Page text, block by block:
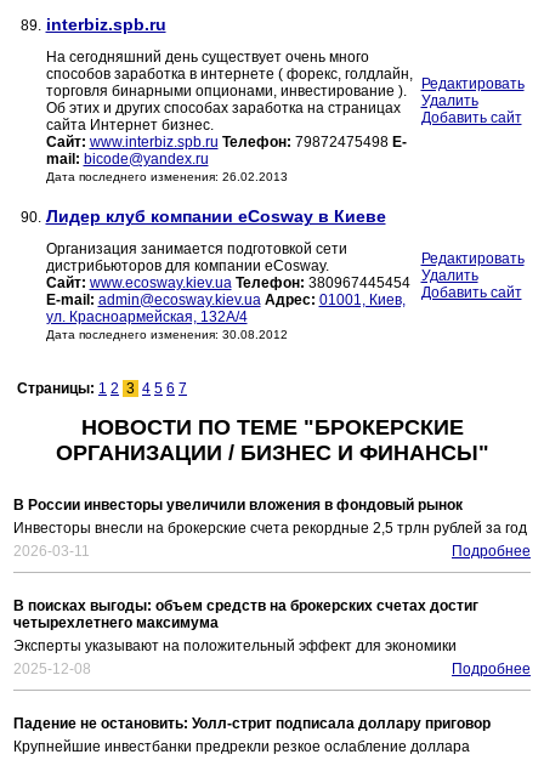
89. interbiz.spb.ru
На сегодняшний день существует очень много
способов заработка в интернете ( форекс, голдлайн,
торговля бинарными опционами, инвестирование ).
Об этих и других способах заработка на страницах
сайта Интернет бизнес.
Сайт: www.interbiz.spb.ru Телефон: 79872475498 E-
mail: bicode@yandex.ru
Дата последнего изменения: 26.02.2013
Редактировать
Удалить
Добавить сайт
90. Лидер клуб компании eCosway в Киеве
Организация занимается подготовкой сети
дистрибьюторов для компании eCosway.
Сайт: www.ecosway.kiev.ua Телефон: 380967445454
E-mail: admin@ecosway.kiev.ua Адрес: 01001, Киев,
ул. Красноармейская, 132А/4
Дата последнего изменения: 30.08.2012
Редактировать
Удалить
Добавить сайт
Страницы: 1 2 3 4 5 6 7
НОВОСТИ ПО ТЕМЕ "БРОКЕРСКИЕ
ОРГАНИЗАЦИИ / БИЗНЕС И ФИНАНСЫ"
В России инвесторы увеличили вложения в фондовый рынок
Инвесторы внесли на брокерские счета рекордные 2,5 трлн рублей за год
2026-03-11
Подробнее
В поисках выгоды: объем средств на брокерских счетах достиг
четырехлетнего максимума
Эксперты указывают на положительный эффект для экономики
2025-12-08
Подробнее
Падение не остановить: Уолл-стрит подписала доллару приговор
Крупнейшие инвестбанки предрекли резкое ослабление доллара